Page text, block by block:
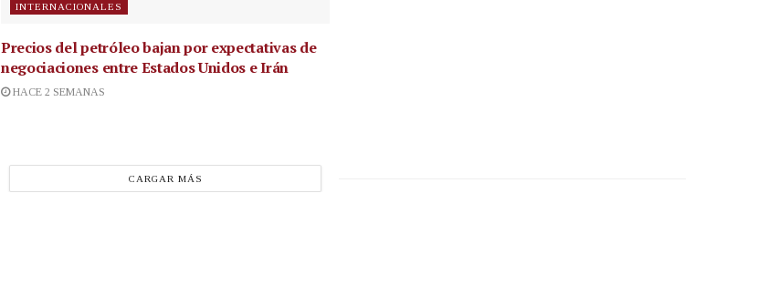
INTERNACIONALES
Precios del petróleo bajan por expectativas de
negociaciones entre Estados Unidos e Irán
HACE 2 SEMANAS
CARGAR MÁS